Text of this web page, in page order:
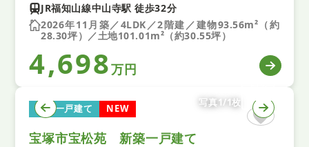
JR福知山線中山寺駅 徒歩32分
2026年11月築／4LDK／2階建／建物93.56m²（約
28.30坪）／土地101.01m²（約30.55坪）
4,698万円
新築一戸建て NEW
写真1/1枚
宝塚市宝松苑 新築一戸建て